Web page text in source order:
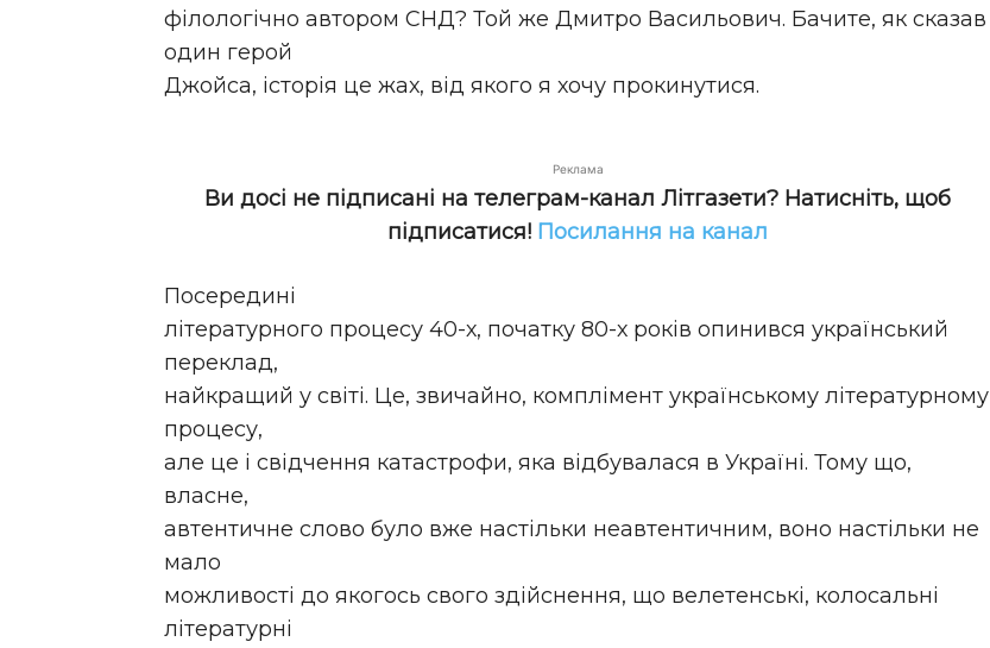
філологічно автором СНД? Той же Дмитро Васильович. Бачите, як сказав
один герой
Джойса, історія це жах, від якого я хочу прокинутися.
Реклама
Ви досі не підписані на телеграм-канал Літгазети? Натисніть, щоб
підписатися! Посилання на канал
Посередині
літературного процесу 40-х, початку 80-х років опинився український
переклад,
найкращий у світі. Це, звичайно, комплімент українському літературному
процесу,
але це і свідчення катастрофи, яка відбувалася в Україні. Тому що,
власне,
автентичне слово було вже настільки неавтентичним, воно настільки не
мало
можливості до якогось свого здійснення, що велетенські, колосальні
літературні